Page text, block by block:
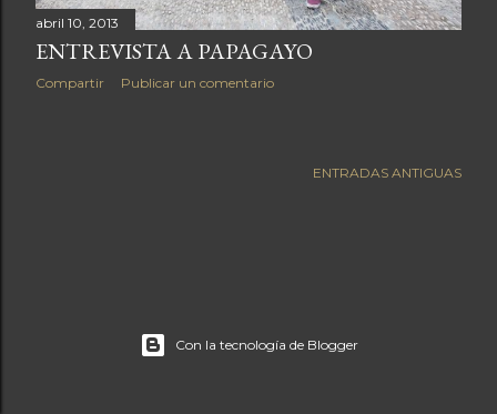
abril 10, 2013
ENTREVISTA A PAPAGAYO
Compartir Publicar un comentario
ENTRADAS ANTIGUAS
Con la tecnología de Blogger